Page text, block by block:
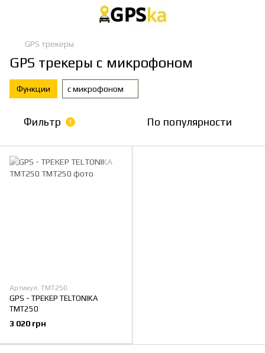
GPS трекеры
GPS трекеры с микрофоном
Функции с микрофоном
Фильтр 1 По популярности
Артикул: TMT250
GPS - ТРЕКЕР TELTONIKA
TMT250
3 020 грн